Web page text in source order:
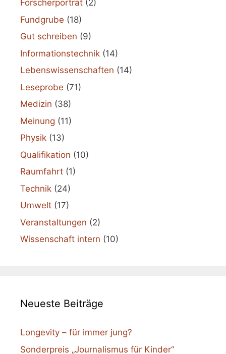
Forscherporträt (2)
Fundgrube (18)
Gut schreiben (9)
Informationstechnik (14)
Lebenswissenschaften (14)
Leseprobe (71)
Medizin (38)
Meinung (11)
Physik (13)
Qualifikation (10)
Raumfahrt (1)
Technik (24)
Umwelt (17)
Veranstaltungen (2)
Wissenschaft intern (10)
Neueste Beiträge
Longevity – für immer jung?
Sonderpreis „Journalismus für Kinder“